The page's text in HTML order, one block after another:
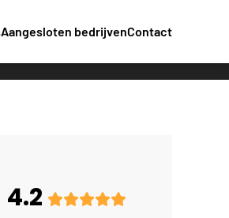
Aangesloten bedrijvenContact
4.2